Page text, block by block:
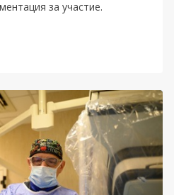
за участие.